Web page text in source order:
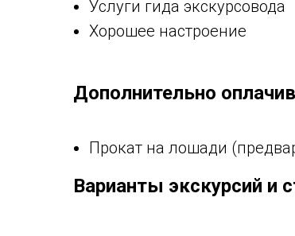
Услуги гида экскурсовода
Хорошее настроение
Дополнительно
Прокат на лошади
Варианты экскурсий и